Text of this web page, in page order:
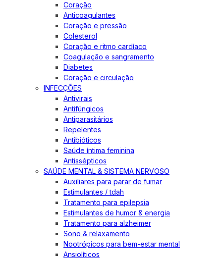
Coração
Anticoagulantes
Coração e pressão
Colesterol
Coração e ritmo cardíaco
Coagulação e sangramento
Diabetes
Coração e circulação
INFECÇÕES
Antivirais
Antifúngicos
Antiparasitários
Repelentes
Antibióticos
Saúde íntima feminina
Antissépticos
SAÚDE MENTAL & SISTEMA NERVOSO
Auxiliares para parar de fumar
Estimulantes / tdah
Tratamento para epilepsia
Estimulantes de humor & energia
Tratamento para alzheimer
Sono & relaxamento
Nootrópicos para bem-estar mental
Ansiolíticos